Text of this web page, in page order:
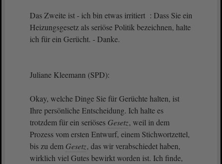
Das Zweite ist - ich bin etwas irritiert : Dass Sie ein
Heizungsgesetz als seriöse Politik bezeichnen, halte
ich für ein Gerücht. - Danke.
Juliane Kleemann (SPD):
Okay, welche Dinge Sie für Gerüchte halten, ist
Ihre persönliche Entscheidung. Ich halte es
trotzdem für ein seriöses Gesetz, weil in dem
Prozess vom ersten Entwurf, einem Stichwortzettel,
bis zu dem Gesetz, das wir verabschiedet haben,
wirklich viel Gutes bewirkt worden ist. Ich finde,